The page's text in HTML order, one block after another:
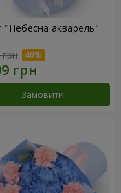
"Небесна акварель"
Замовити